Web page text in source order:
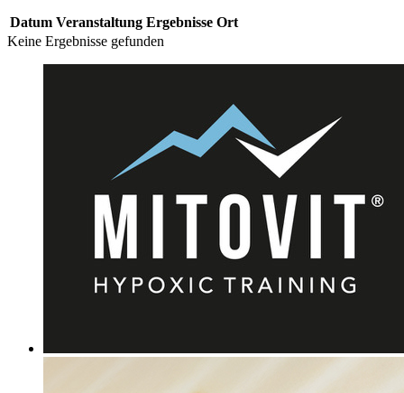
Datum Veranstaltung Ergebnisse Ort
Keine Ergebnisse gefunden